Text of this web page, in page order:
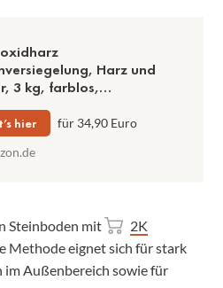
Harz und
3 kg, farblos,
Gießharz, UV-stabil,
hier
für 34,90 Euro
Steinboden mit
2K
Methode eignet sich für stark
im Außenbereich sowie für